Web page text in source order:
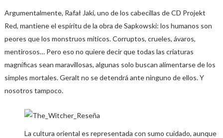
Argumentalmente, Rafał Jaki, uno de los cabecillas de CD Projekt
Red, mantiene el espíritu de la obra de Sapkowski: los humanos son
peores que los monstruos míticos. Corruptos, crueles, ávaros,
mentirosos… Pero eso no quiere decir que todas las criaturas
magníficas sean maravillosas, algunas solo buscan alimentarse de los
simples mortales. Geralt no se detendrá ante ninguno de ellos. Y
nosotros tampoco.
La cultura oriental es representada con sumo cuidado, aunque